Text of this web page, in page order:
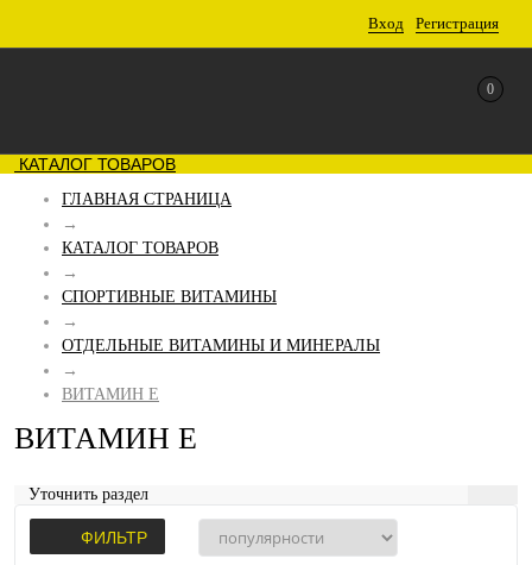
Вход Регистрация
0
КАТАЛОГ ТОВАРОВ
ГЛАВНАЯ СТРАНИЦА
→
КАТАЛОГ ТОВАРОВ
→
СПОРТИВНЫЕ ВИТАМИНЫ
→
ОТДЕЛЬНЫЕ ВИТАМИНЫ И МИНЕРАЛЫ
→
ВИТАМИН E
ВИТАМИН E
Уточнить раздел
ФИЛЬТР